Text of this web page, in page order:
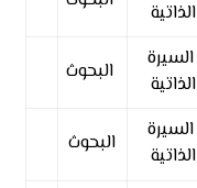
الذاتية
السيرة
الذاتية
البحوث
السيرة
الذاتية
البحوث